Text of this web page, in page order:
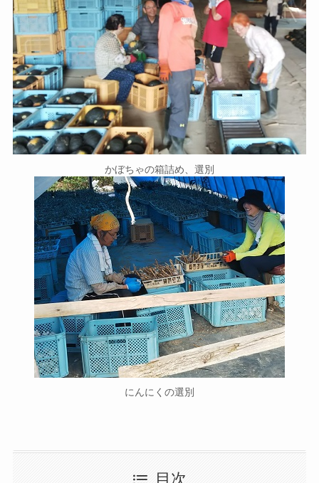
かぼちゃの箱詰め、選別
にんにくの選別
目次